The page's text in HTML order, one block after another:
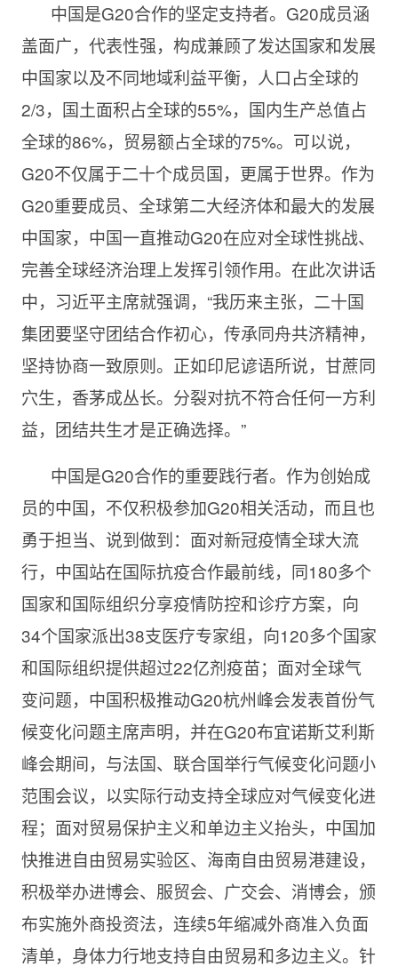
中国是G20合作的坚定支持者。G20成员涵
盖面广，代表性强，构成兼顾了发达国家和发展
中国家以及不同地域利益平衡，人口占全球的
2/3，国土面积占全球的55%，国内生产总值占
全球的86%，贸易额占全球的75%。可以说，
G20不仅属于二十个成员国，更属于世界。作为
G20重要成员、全球第二大经济体和最大的发展
中国家，中国一直推动G20在应对全球性挑战、
完善全球经济治理上发挥引领作用。在此次讲话
中，习近平主席就强调，“我历来主张，二十国
集团要坚守团结合作初心，传承同舟共济精神，
坚持协商一致原则。正如印尼谚语所说，甘蔗同
穴生，香茅成丛长。分裂对抗不符合任何一方利
益，团结共生才是正确选择。”
中国是G20合作的重要践行者。作为创始成
员的中国，不仅积极参加G20相关活动，而且也
勇于担当、说到做到：面对新冠疫情全球大流
行，中国站在国际抗疫合作最前线，同180多个
国家和国际组织分享疫情防控和诊疗方案，向
34个国家派出38支医疗专家组，向120多个国家
和国际组织提供超过22亿剂疫苗；面对全球气
变问题，中国积极推动G20杭州峰会发表首份气
候变化问题主席声明，并在G20布宜诺斯艾利斯
峰会期间，与法国、联合国举行气候变化问题小
范围会议，以实际行动支持全球应对气候变化进
程；面对贸易保护主义和单边主义抬头，中国加
快推进自由贸易实验区、海南自由贸易港建设，
积极举办进博会、服贸会、广交会、消博会，颁
布实施外商投资法，连续5年缩减外商准入负面
清单，身体力行地支持自由贸易和多边主义。针